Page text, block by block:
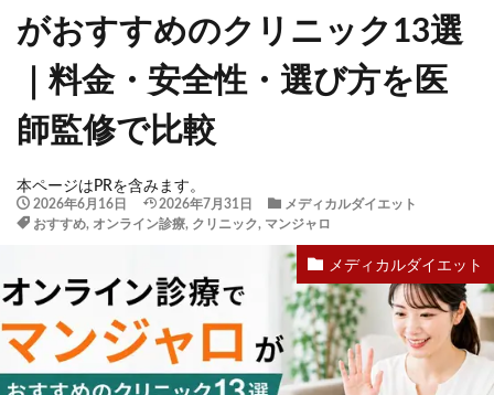
がおすすめのクリニック13選
｜料金・安全性・選び方を医
師監修で比較
本ページはPRを含みます。
2026年6月16日 2026年7月31日
メディカルダイエット
おすすめ, オンライン診療, クリニック, マンジャロ
メディカルダイエット